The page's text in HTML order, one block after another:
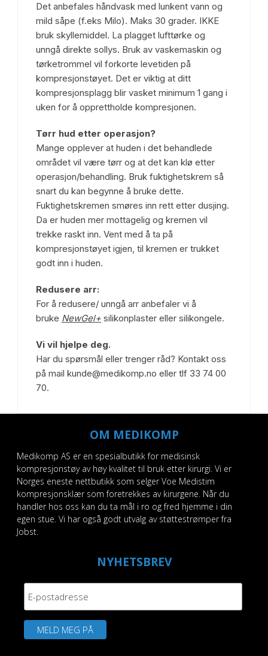
Det anbefales håndvask med lunkent vann og
mild såpe (f.eks Milo). Maks 30 grader. IKKE
bruk skyllemiddel. La plagget lufttørke og
unngå direkte sollys. Bruk av vaskemaskin og
tørketrommel vil forkorte levetiden på
kompresjonstøyet. Det er viktig at ditt
kompresjonsplagg blir vasket minimum 1 gang i
uken for å opprettholde kompresjonen.
Tørr hud etter operasjon?
Mange opplever at huden i det behandlede
området vil være tørr og at det kan klø etter
operasjon/behandling. Bruk fuktighetskrem så
snart du kan begynne å bruke dette.
Fuktighetskremen smøres inn rett etter dusjing.
Da er huden mer mottagelig og kremen vil
trekke raskt inn. Vent med å ta på
kompresjonstøyet igjen, til kremen er trukket
godt inn i huden.
Redusere arr:
For å redusere/ unngå arr anbefaler vi å
bruke NewGel+ silikonplaster eller silikongele.
Vi vil hjelpe deg.
Har du spørsmål eller trenger råd? Kontakt oss
på mailkunde@medikomp.no eller tlf 33 74 00
70.
OM MEDIKOMP
Medikomp AS er en spesialbutikk for medisinsk
kompresjonstøy av høy kvalitet til bruk etter kirurgi. Vi er
Norges eneste nettbutikk som selger Voe Medistim
kompresjonsklær som foretrekkes av kirurgene. Når du
handler hos oss kan du ta mål i ro og fred hjemme i din
egen stue. Vi har også godt utvalg av støttestrømper fra
Jobst.
NYHETSBREV